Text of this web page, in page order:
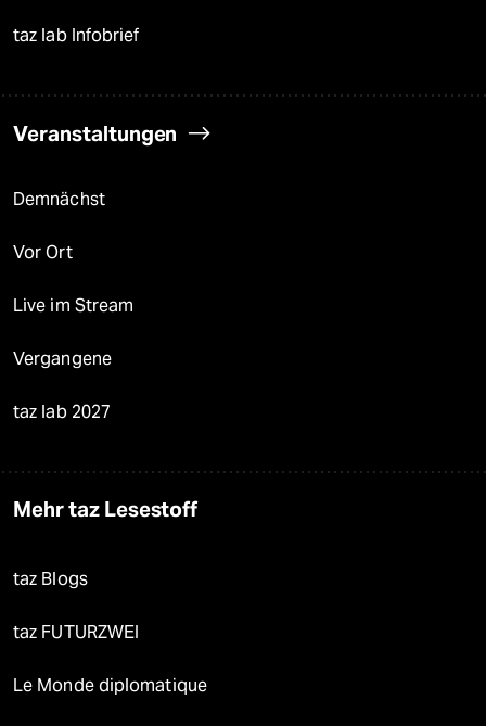
taz lab Infobrief
Veranstaltungen
Demnächst
Vor Ort
Live im Stream
Vergangene
taz lab 2027
Mehr taz Lesestoff
taz Blogs
taz FUTURZWEI
Le Monde diplomatique